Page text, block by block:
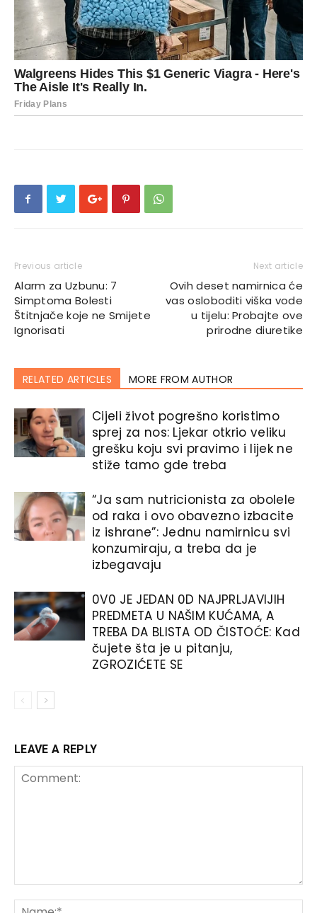
Previous article
Alarm za Uzbunu: 7
Simptoma Bolesti
Štitnjače koje ne Smijete
Ignorisati
Next article
Ovih deset namirnica će
vas osloboditi viška vode
u tijelu: Probajte ove
prirodne diuretike
RELATED ARTICLES MORE FROM AUTHOR
Cijeli život pogrešno koristimo
sprej za nos: Ljekar otkrio veliku
grešku koju svi pravimo i lijek ne
stiže tamo gde treba
“Ja sam nutricionista za obolele
od raka i ovo obavezno izbacite
iz ishrane”: Jednu namirnicu svi
konzumiraju, a treba da je
izbegavaju
0V0 JE JEDAN 0D NAJPRLJAVIJIH
PREDMETA U NAŠIM KUĆAMA, A
TREBA DA BLISTA OD ČISTOĆE: Kad
čujete šta je u pitanju,
ZGROZIĆETE SE
LEAVE A REPLY